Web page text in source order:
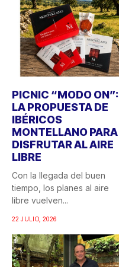
PICNIC “MODO ON”:
LA PROPUESTA DE
IBÉRICOS
MONTELLANO PARA
DISFRUTAR AL AIRE
LIBRE
Con la llegada del buen
tiempo, los planes al aire
libre vuelven...
22 JULIO, 2026